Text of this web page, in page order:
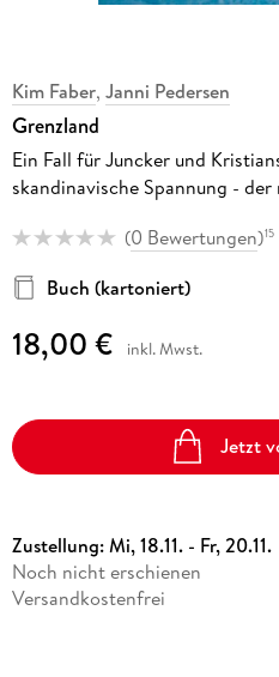
Kim Faber, Janni Pedersen
Grenzland
Ein Fall für Juncker und
skandinavische Spannung - der
(0 Bewertungen)15
Buch (kartoniert)
18,00 € inkl. Mwst.
Jetzt
Zustellung:Mi, 18.11. - Fr, 20.11.
Noch nicht erschienen
Versandkostenfrei